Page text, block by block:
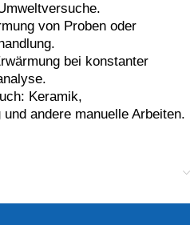
von Proben oder
bei konstanter
Keramik,
andere manuelle Arbeiten.